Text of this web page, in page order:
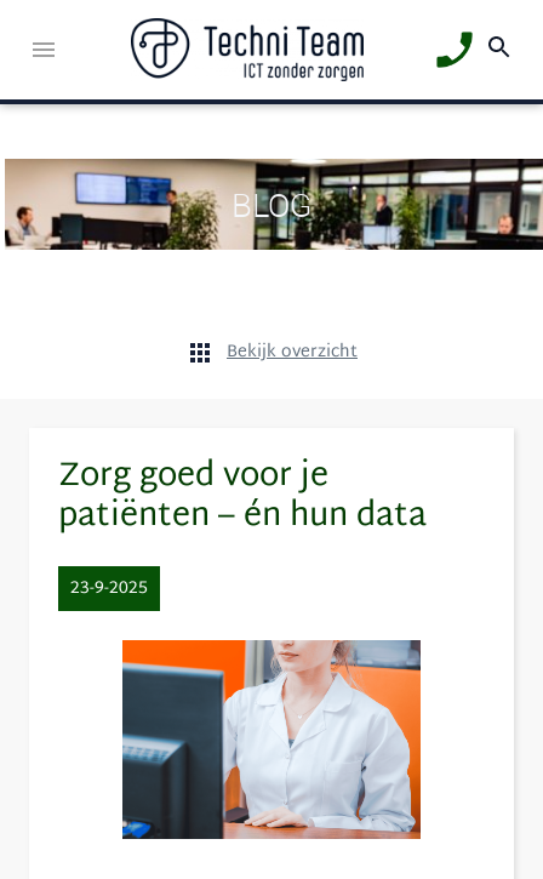
BLOG
Bekijk overzicht
Zorg goed voor je
patiënten – én hun data
23-9-2025